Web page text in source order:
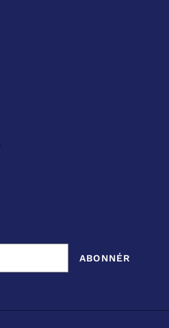
ABONNÉR